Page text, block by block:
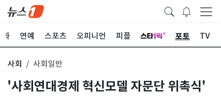
화 연예 스포츠 오피니언 피플 포토 TV
사회 사회일반
'사회연대경제 혁신모델 자문단 위촉식'